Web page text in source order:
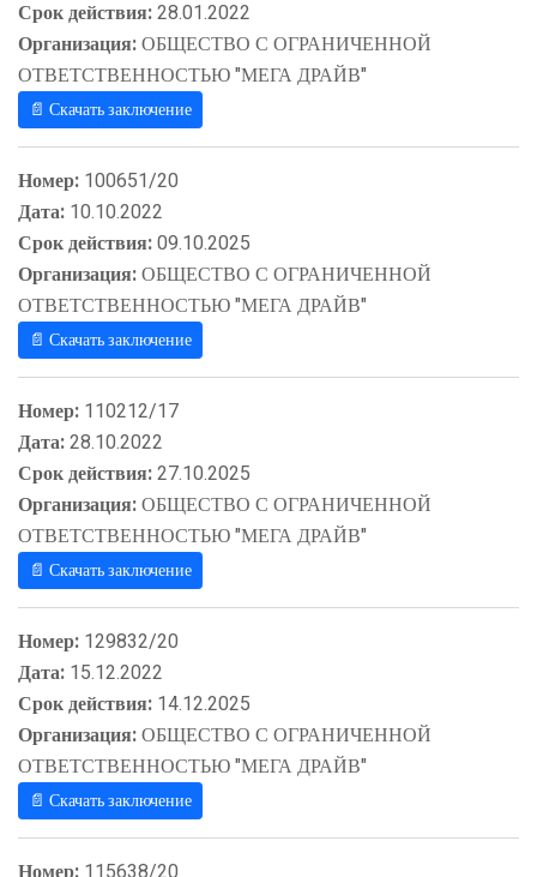
Срок действия:28.01.2022
Организация:ОБЩЕСТВО С ОГРАНИЧЕННОЙ
ОТВЕТСТВЕННОСТЬЮ "МЕГА ДРАЙВ"
📄 Скачать заключение
Номер: 100651/20
Дата: 10.10.2022
Срок действия:09.10.2025
Организация:ОБЩЕСТВО С ОГРАНИЧЕННОЙ
ОТВЕТСТВЕННОСТЬЮ "МЕГА ДРАЙВ"
📄 Скачать заключение
Номер: 110212/17
Дата:28.10.2022
Срок действия:27.10.2025
Организация:ОБЩЕСТВО С ОГРАНИЧЕННОЙ
ОТВЕТСТВЕННОСТЬЮ "МЕГА ДРАЙВ"
📄 Скачать заключение
Номер: 129832/20
Дата: 15.12.2022
Срок действия: 14.12.2025
Организация:ОБЩЕСТВО С ОГРАНИЧЕННОЙ
ОТВЕТСТВЕННОСТЬЮ "МЕГА ДРАЙВ"
📄 Скачать заключение